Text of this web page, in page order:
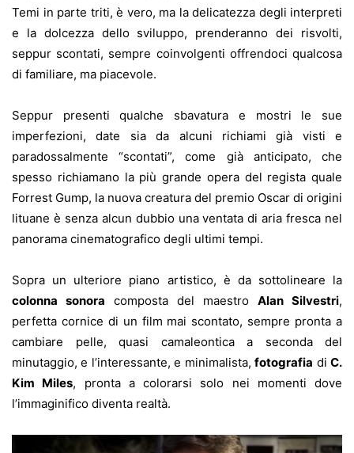
Temi in parte triti, è vero, ma la delicatezza degli interpreti
e la dolcezza dello sviluppo, prenderanno dei risvolti,
seppur scontati, sempre coinvolgenti offrendoci qualcosa
di familiare, ma piacevole.
Seppur presenti qualche sbavatura e mostri le sue
imperfezioni, date sia da alcuni richiami già visti e
paradossalmente “scontati”, come già anticipato, che
spesso richiamano la più grande opera del regista quale
Forrest Gump, la nuova creatura del premio Oscar di origini
lituane è senza alcun dubbio una ventata di aria fresca nel
panorama cinematografico degli ultimi tempi.
Sopra un ulteriore piano artistico, è da sottolineare la
colonna sonora composta del maestro Alan Silvestri,
perfetta cornice di un film mai scontato, sempre pronta a
cambiare pelle, quasi camaleontica a seconda del
minutaggio, e l’interessante, e minimalista,fotografia diC.
Kim Miles, pronta a colorarsi solo nei momenti dove
l’immaginifico diventa realtà.